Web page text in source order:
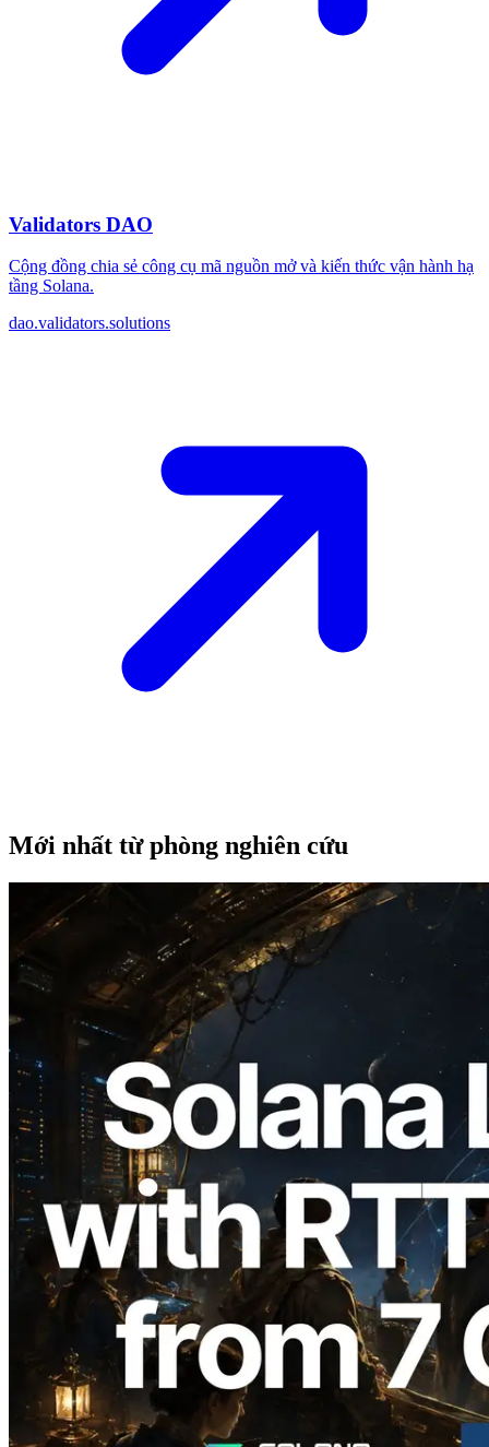
Validators DAO
Cộng đồng chia sẻ công cụ mã nguồn mở và kiến thức vận hành hạ
tầng Solana.
dao.validators.solutions
Mới nhất từ phòng nghiên cứu